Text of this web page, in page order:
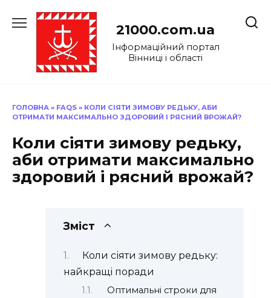
до
21000.com.ua
Інформаційний портал
Вінниці і області
ГОЛОВНА » FAQS » КОЛИ СІЯТИ ЗИМОВУ РЕДЬКУ, АБИ
ОТРИМАТИ МАКСИМАЛЬНО ЗДОРОВИЙ І РЯСНИЙ ВРОЖАЙ?
Коли сіяти зимову редьку,
аби отримати максимально
здоровий і рясний врожай?
Зміст
Коли сіяти зимову редьку:
найкращі поради
Оптимальні строки для